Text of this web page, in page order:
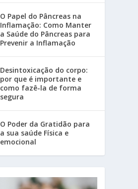
O Papel do Pâncreas na
Inflamação: Como Manter
a Saúde do Pâncreas para
Prevenir a Inflamação
Desintoxicação do corpo:
por que é importante e
como fazê-la de forma
segura
O Poder da Gratidão para
a sua saúde Física e
emocional